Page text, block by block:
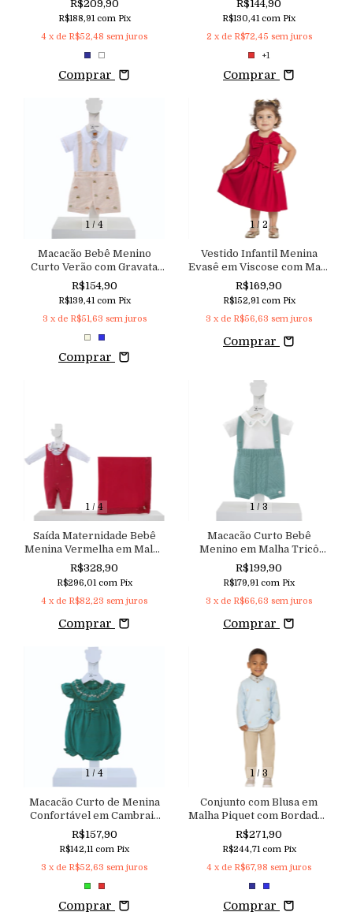
Sobreposto no Bolso e
Bermuda em Sarja com
Barra Virada Aconchego
R$209,90
R$188,91 com Pix
4 x de R$52,48 sem juros
Comprar
Aconchego
R$144,90
R$130,41 com Pix
2 x de R$72,45 sem juros
+1
Comprar
1/ 4
Macacão Bebê Menino
Curto Verão com Gravata
Aconchego
R$154,90
R$139,41 com Pix
3 x de R$51,63 sem juros
Comprar
1/ 2
Vestido Infantil Menina
Evasê em Viscose com Maxi
Laço Aconchego
R$169,90
R$152,91 com Pix
3 x de R$56,63 sem juros
Comprar
1/4
Saída Maternidade Bebê
Menina Vermelha em Malha
Bordada e com Aplicação de
Strass Aconchego
R$328,90
R$296,01 com Pix
4 x de R$82,23 sem juros
Comprar
1/ 3
Macacão Curto Bebê
Menino em Malha Tricô
com Alça Regulável
Aconchego
R$199,90
R$179,91 com Pix
3 x de R$66,63 sem juros
Comprar
1/ 4
Macacão Curto de Menina
Confortável em Cambraia
Texturizada 100% Algodão
e com Bordados
R$157,90
R$142,11 com Pix
3 x de R$52,63 sem juros
Comprar
1/ 3
Conjunto com Blusa em
Malha Piquet com Bordados
e Detalhes em Tricoline e
Calça em Sarja com
Elastano
R$271,90
R$244,71 com Pix
4 x de R$67,98 sem juros
Comprar